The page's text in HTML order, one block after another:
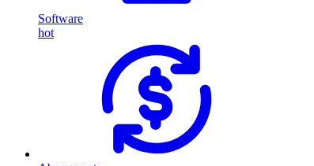
Software
hot